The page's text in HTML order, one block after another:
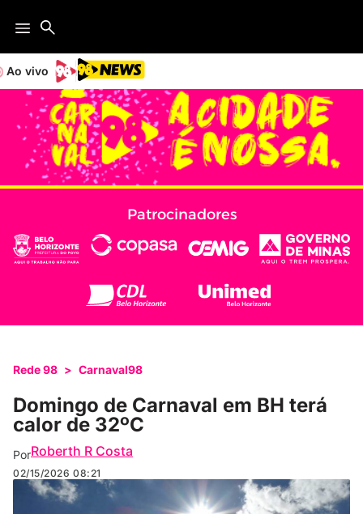
Ao vivo
Patrocinadores
Rede 98 > Carnaval98
Domingo de Carnaval em BH terá
calor de 32ºC
PorRoberth R Costa
02/15/2026 08:21